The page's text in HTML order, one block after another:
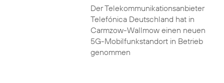
Der Telekommunikationsanbieter
Telefónica Deutschland hat in
Carmzow-Wallmow einen neuen
5G-Mobilfunkstandort in Betrieb
genommen